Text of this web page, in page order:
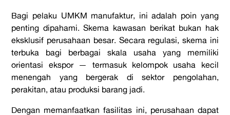
Bagi pelaku UMKM manufaktur, ini adalah poin yang
penting dipahami. Skema kawasan berikat bukan hak
eksklusif perusahaan besar. Secara regulasi, skema ini
terbuka bagi berbagai skala usaha yang memiliki
orientasi ekspor — termasuk kelompok usaha kecil
menengah yang bergerak di sektor pengolahan,
perakitan, atau produksi barang jadi.
Dengan memanfaatkan fasilitas ini, perusahaan dapat